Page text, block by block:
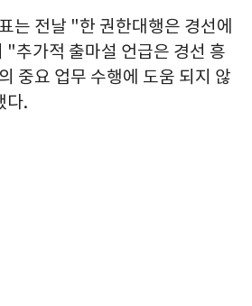
는 전날 "한 권한대행은 경선에
추가적 출마설 언급은 경선 흥
중요 업무 수행에 도움 되지 않
다.